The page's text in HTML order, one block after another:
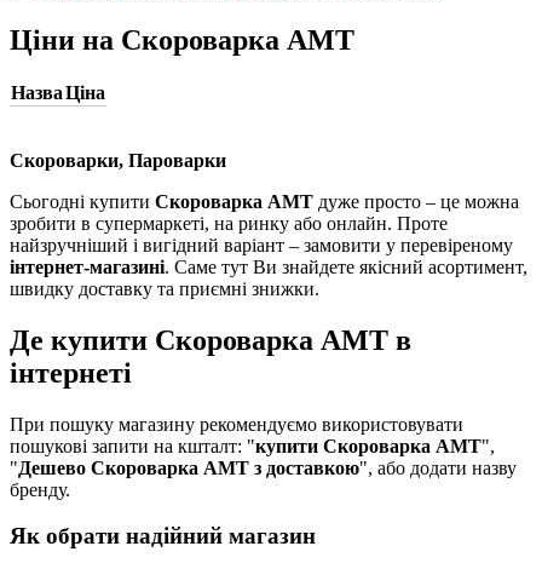
Ціни на Скороварка AMT
НазваЦіна
Скороварки, Пароварки
Сьогодні купити Скороварка AMT дуже просто – це можна
зробити в супермаркеті, на ринку або онлайн. Проте
найзручніший і вигідний варіант – замовити у перевіреному
інтернет-магазині. Саме тут Ви знайдете якісний асортимент,
швидку доставку та приємні знижки.
Де купити Скороварка AMT в
інтернеті
При пошуку магазину рекомендуємо використовувати
пошукові запити на кшталт: "купити Скороварка AMT",
"Дешево Скороварка AMT з доставкою", або додати назву
бренду.
Як обрати надійний магазин